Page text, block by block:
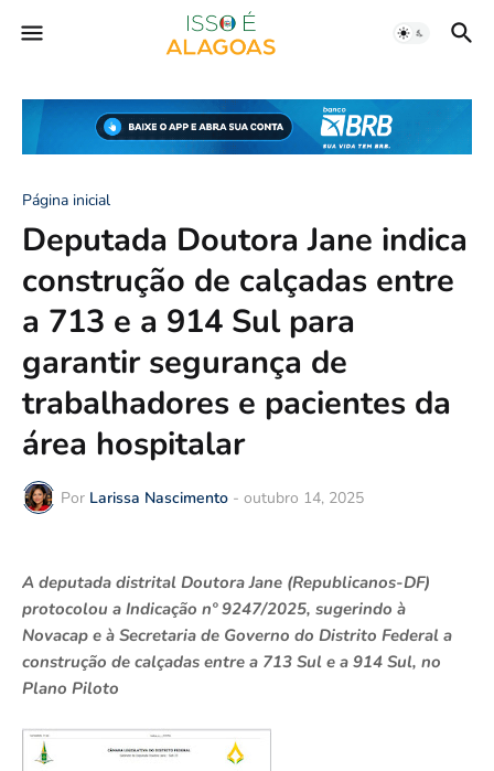
Página inicial
Deputada Doutora Jane indica
construção de calçadas entre
a 713 e a 914 Sul para
garantir segurança de
trabalhadores e pacientes da
área hospitalar
Por Larissa Nascimento - outubro 14, 2025
A deputada distrital Doutora Jane (Republicanos-DF)
protocolou a Indicação nº 9247/2025, sugerindo à
Novacap e à Secretaria de Governo do Distrito Federal a
construção de calçadas entre a 713 Sul e a 914 Sul, no
Plano Piloto